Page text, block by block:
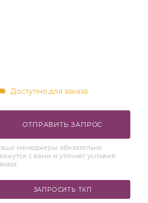
Доступно для заказа
ОТПРАВИТЬ ЗАПРОС
менеджеры обязательно
с вами и уточнят условия
ЗАПРОСИТЬ ТКП